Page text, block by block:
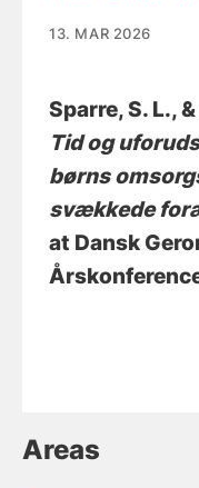
13. MAR 2026
Sparre, S. L.,
Tid og
børns
svækkede
at Dansk
Areas